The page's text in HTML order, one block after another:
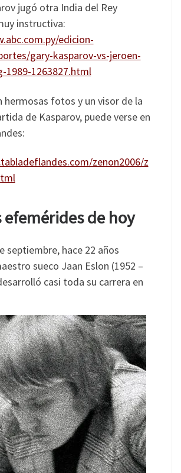
jugó otra India del Rey
instructiva:
edicion-
gary-kasparov-vs-jeroen-
1989-1263827.html
hermosas fotos y un visor de la
de Kasparov, puede verse en
zenon2006/z
efemérides de hoy
septiembre, hace 22 años
sueco Jaan Eslon (1952 –
casi toda su carrera en